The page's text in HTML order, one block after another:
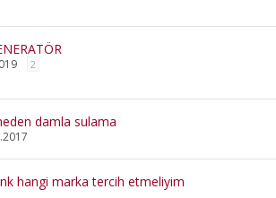
2
damla sulama
hangi marka tercih etmeliyim